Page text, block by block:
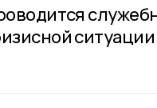
ситуации